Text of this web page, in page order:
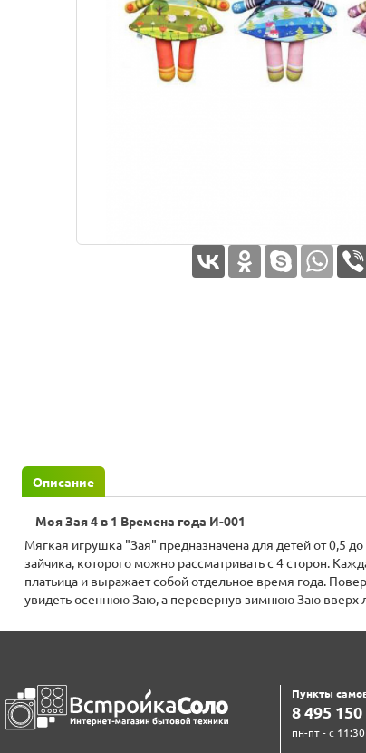
Описание
Моя Зая 4 в 1 Времена года И-001
Мягкая игрушка "Зая" предназначена для детей от 0,5
зайчика, которого можно рассматривать с 4 сторон.
платьица и выражает собой отдельное время года.
увидеть осеннюю Заю, а перевернув зимнюю Заю вверх
Пункты
8‍ 4‍9‍5‍ 1‍5‍0‍
пн-пт - с